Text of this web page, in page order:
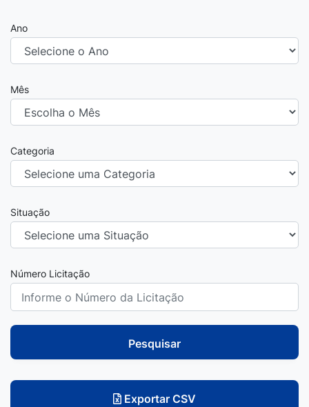
Ano
Mês
Categoria
Situação
Número Licitação
Pesquisar
Exportar CSV